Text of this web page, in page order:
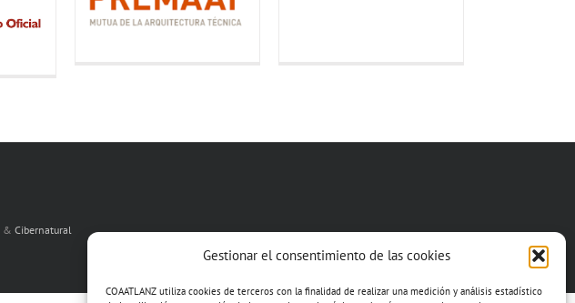
Gestionar el consentimiento de las cookies
COAATLANZ utiliza cookies de terceros con la finalidad de realizar una medición y análisis estadístico
& Cibernatural